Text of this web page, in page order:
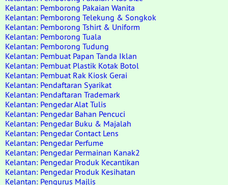
Kelantan: Pemborong Pakaian Wanita
Kelantan: Pemborong Telekung & Songkok
Kelantan: Pemborong Tshirt & Uniform
Kelantan: Pemborong Tuala
Kelantan: Pemborong Tudung
Kelantan: Pembuat Papan Tanda Iklan
Kelantan: Pembuat Plastik Kotak Botol
Kelantan: Pembuat Rak Kiosk Gerai
Kelantan: Pendaftaran Syarikat
Kelantan: Pendaftaran Trademark
Kelantan: Pengedar Alat Tulis
Kelantan: Pengedar Bahan Pencuci
Kelantan: Pengedar Buku & Majalah
Kelantan: Pengedar Contact Lens
Kelantan: Pengedar Perfume
Kelantan: Pengedar Permainan Kanak2
Kelantan: Pengedar Produk Kecantikan
Kelantan: Pengedar Produk Kesihatan
Kelantan: Pengurus Majlis